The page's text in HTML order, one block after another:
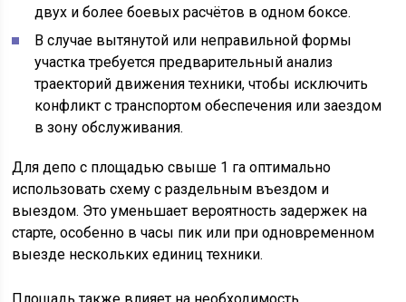
двух и более боевых расчётов в одном боксе.
В случае вытянутой или неправильной формы
участка требуется предварительный анализ
траекторий движения техники, чтобы исключить
конфликт с транспортом обеспечения или заездом
в зону обслуживания.
Для депо с площадью свыше 1 га оптимально
использовать схему с раздельным въездом и
выездом. Это уменьшает вероятность задержек на
старте, особенно в часы пик или при одновременном
выезде нескольких единиц техники.
Площадь также влияет на необходимость